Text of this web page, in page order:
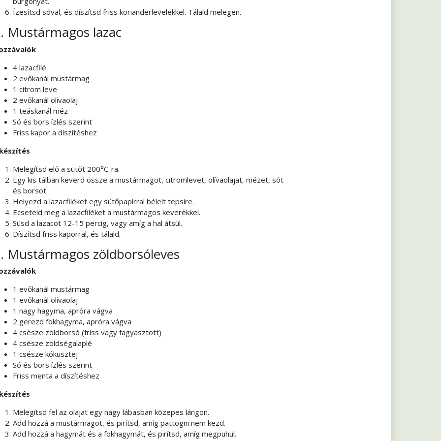
Ízesítsd sóval, és díszítsd friss korianderlevelekkel. Tálald melegen.
Mustármagos lazac
4 lazacfilé
2 evőkanál mustármag
1 citrom leve
2 evőkanál olívaolaj
1 teáskanál méz
Só és bors ízlés szerint
Friss kapor a díszítéshez
Melegítsd elő a sütőt 200°C-ra.
Egy kis tálban keverd össze a mustármagot, citromlevet, olívaolajat, mézet, sót
és borsot.
Helyezd a lazacfiléket egy sütőpapírral bélelt tepsire.
Ecseteld meg a lazacfiléket a mustármagos keverékkel.
Süsd a lazacot 12-15 percig, vagy amíg a hal átsül.
Díszítsd friss kaporral, és tálald.
Mustármagos zöldborsóleves
1 evőkanál mustármag
1 evőkanál olívaolaj
1 nagy hagyma, apróra vágva
2 gerezd fokhagyma, apróra vágva
4 csésze zöldborsó (friss vagy fagyasztott)
4 csésze zöldségalaplé
1 csésze kókusztej
Só és bors ízlés szerint
Friss menta a díszítéshez
Melegítsd fel az olajat egy nagy lábasban közepes lángon.
Add hozzá a mustármagot, és pirítsd, amíg pattogni nem kezd.
Add hozzá a hagymát és a fokhagymát, és pirítsd, amíg megpuhul.